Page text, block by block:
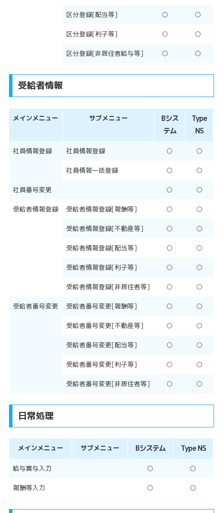
区分登録[配当等] ○ ○
区分登録[利子等] ○ ○
区分登録[非居住者給与等] ○ ○
受給者情報
メインメニュー サブメニュー
Bシス
テム
Type
NS
社員情報登録 社員情報登録 ○ ○
社員情報一括登録 ○ ○
社員番号変更 ○ ○
受給者情報登録 受給者情報登録[報酬等] ○ ○
受給者情報登録[不動産等] ○ ○
受給者情報登録[配当等] ○ ○
受給者情報登録[利子等] ○ ○
受給者情報登録[非居住者等] ○ ○
受給者番号変更 受給者番号変更[報酬等] ○ ○
受給者番号変更[不動産等] ○ ○
受給者番号変更[配当等] ○ ○
受給者番号変更[利子等] ○ ○
受給者番号変更[非居住者等] ○ ○
日常処理
メインメニュー サブメニュー Bシステム Type NS
給与賞与入力 ○ ○
報酬等入力 ○ ○